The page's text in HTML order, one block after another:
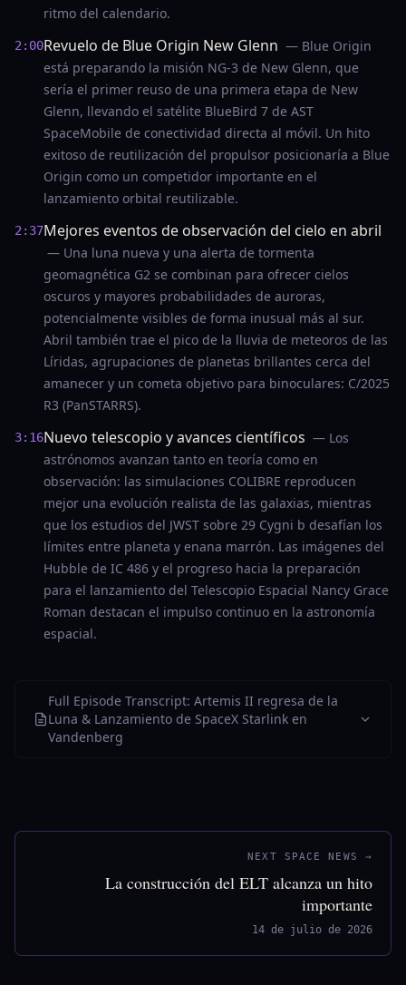
ritmo del calendario.
2:00Revuelo de Blue Origin New Glenn — Blue Origin
está preparando la misión NG-3 de New Glenn, que
sería el primer reuso de una primera etapa de New
Glenn, llevando el satélite BlueBird 7 de AST
SpaceMobile de conectividad directa al móvil. Un hito
exitoso de reutilización del propulsor posicionaría a Blue
Origin como un competidor importante en el
lanzamiento orbital reutilizable.
2:37Mejores eventos de observación del cielo en abril
— Una luna nueva y una alerta de tormenta
geomagnética G2 se combinan para ofrecer cielos
oscuros y mayores probabilidades de auroras,
potencialmente visibles de forma inusual más al sur.
Abril también trae el pico de la lluvia de meteoros de las
Líridas, agrupaciones de planetas brillantes cerca del
amanecer y un cometa objetivo para binoculares: C/2025
R3 (PanSTARRS).
3:16Nuevo telescopio y avances científicos — Los
astrónomos avanzan tanto en teoría como en
observación: las simulaciones COLIBRE reproducen
mejor una evolución realista de las galaxias, mientras
que los estudios del JWST sobre 29 Cygni b desafían los
límites entre planeta y enana marrón. Las imágenes del
Hubble de IC 486 y el progreso hacia la preparación
para el lanzamiento del Telescopio Espacial Nancy Grace
Roman destacan el impulso continuo en la astronomía
espacial.
Full Episode Transcript: Artemis II regresa de la
Luna & Lanzamiento de SpaceX Starlink en
Vandenberg
NEXT SPACE NEWS →
La construcción del ELT alcanza un hito
importante
14 de julio de 2026